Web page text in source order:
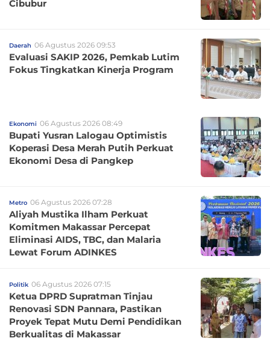
Cibubur
Daerah 06 Agustus 2026 09:53
Evaluasi SAKIP 2026, Pemkab Lutim
Fokus Tingkatkan Kinerja Program
Ekonomi 06 Agustus 2026 08:49
Bupati Yusran Lalogau Optimistis
Koperasi Desa Merah Putih Perkuat
Ekonomi Desa di Pangkep
Metro 06 Agustus 2026 07:28
Aliyah Mustika Ilham Perkuat
Komitmen Makassar Percepat
Eliminasi AIDS, TBC, dan Malaria
Lewat Forum ADINKES
Politik 06 Agustus 2026 07:15
Ketua DPRD Supratman Tinjau
Renovasi SDN Pannara, Pastikan
Proyek Tepat Mutu Demi Pendidikan
Berkualitas di Makassar